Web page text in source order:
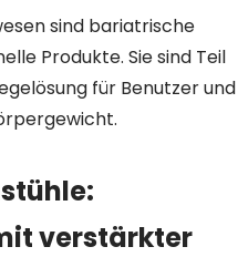
sind bariatrische
Produkte. Sie sind Teil
für Benutzer und
verstärkter